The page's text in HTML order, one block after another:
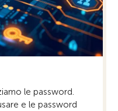
le password.
e le password